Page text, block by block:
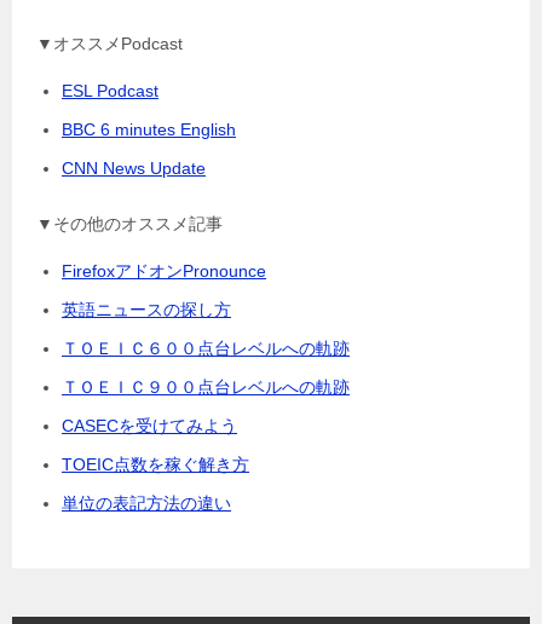
▼オススメPodcast
ESL Podcast
BBC 6 minutes English
CNN News Update
▼その他のオススメ記事
FirefoxアドオンPronounce
英語ニュースの探し方
ＴＯＥＩＣ６００点台レベルへの軌跡
ＴＯＥＩＣ９００点台レベルへの軌跡
CASECを受けてみよう
TOEIC点数を稼ぐ解き方
単位の表記方法の違い